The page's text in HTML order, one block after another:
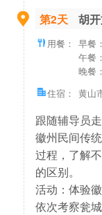
第2天 胡
用餐： 早餐
午餐
晚餐
住宿： 黄山
跟随辅导员
徽州民间传
过程，了解
的区别。
活动：体验
依次考察瓮